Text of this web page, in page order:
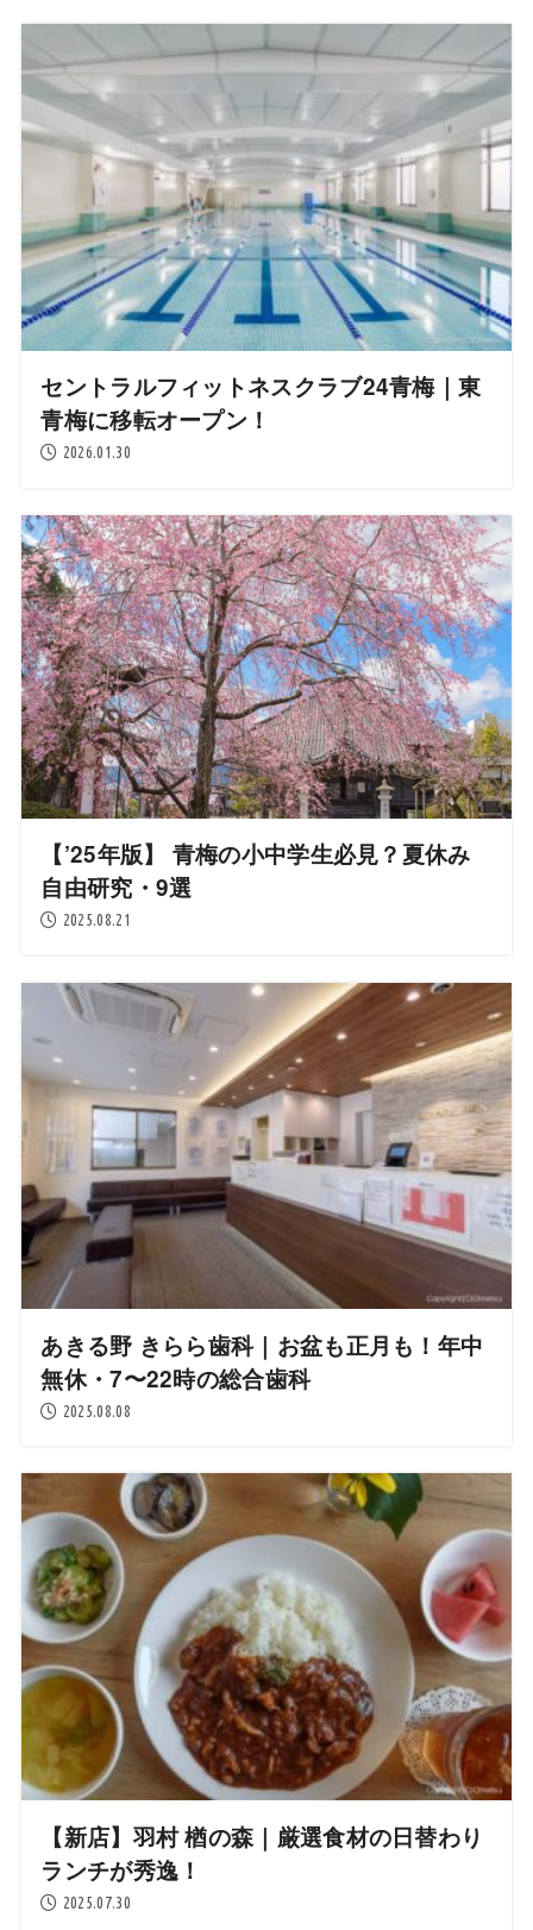
セントラルフィットネスクラブ24青梅｜東
青梅に移転オープン！
2026.01.30
【’25年版】 青梅の小中学生必見？夏休み
自由研究・9選
2025.08.21
あきる野 きらら歯科｜お盆も正月も！年中
無休・7〜22時の総合歯科
2025.08.08
【新店】羽村 楢の森｜厳選食材の日替わり
ランチが秀逸！
2025.07.30